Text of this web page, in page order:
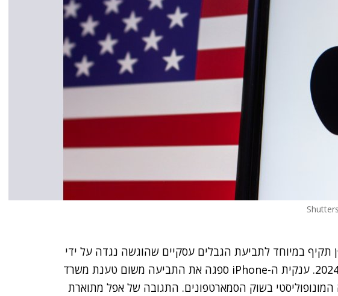
תקיף במיוחד לתביעת הגבלים עסקיים שהוגשה נגדה על ידי
במרץ 2024. ענקית ה-iPhone ספגה את התביעה משום טענת משרד
בשוק הסמארטפונים. התגובה של אפל מתוארת